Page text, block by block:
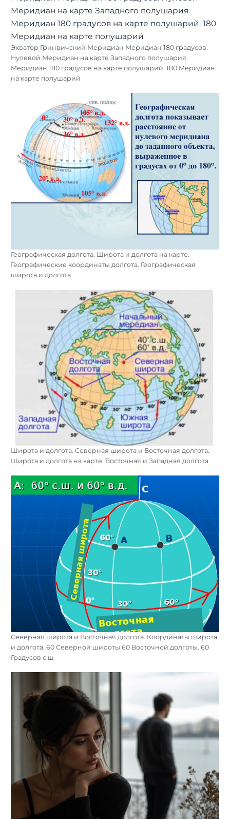
Экватор Гринвичский Меридиан Меридиан 180 градусов.
Нулевой Меридиан на карте Западного полушария.
Меридиан 180 градусов на карте полушарий. 180 Меридиан
на карте полушарий
Географическая долгота. Широта и долгота на карте.
Географические координаты долгота. Географическая
широта и долгота
Широта и долгота. Северная широта и Восточная долгота.
Широта и долгота на карте. Восточная и Западная долгота
Северная широта и Восточная долгота. Координаты широта
и долгота. 60 Северной широты 60 Восточной долготы. 60
Градусов с ш
Найти: